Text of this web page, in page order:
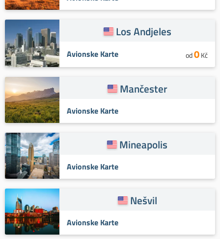
Los Andjeles
Avionske Karte od0Kč
Mančester
Avionske Karte
Mineapolis
Avionske Karte
Nešvil
Avionske Karte